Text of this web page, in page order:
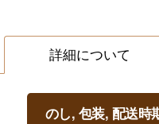
詳細について
のし, 包装, 配送時